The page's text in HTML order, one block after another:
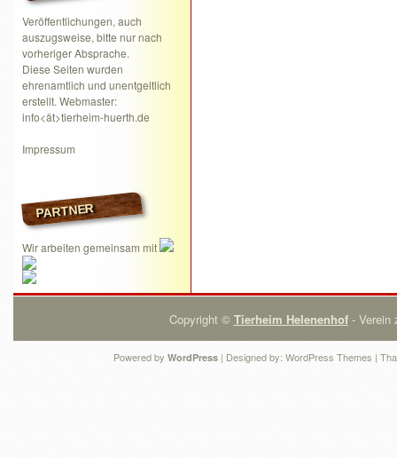
Veröffentlichungen, auch
auszugsweise, bitte nur nach
vorheriger Absprache.
Diese Seiten wurden
ehrenamtlich und unentgeltlich
erstellt. Webmaster:
info<ät>tierheim-huerth.de
Impressum
PARTNER
Wir arbeiten gemeinsam mit
Copyright © Tierheim Helenenhof- Verein
Powered by WordPress | Designed by: WordPress Themes |